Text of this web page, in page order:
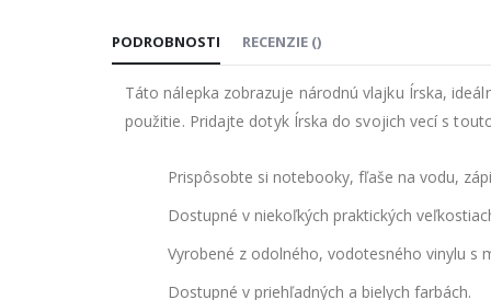
obrázkov
PODROBNOSTI
Táto nálepka zobrazuje národnú vlajku Írska,
použitie. Pridajte dotyk Írska do svojich vecí s
Prispôsobte si notebooky, fľaše na vodu,
Dostupné v niekoľkých praktických
Vyrobené z odolného, vodotesného vinylu s
Dostupné v priehľadných a bielych farbách.
RECENZIE ()